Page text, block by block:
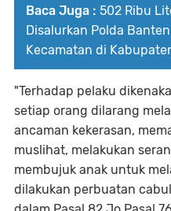
Baca Juga : 502 Ribu
Disalurkan Polda
Kecamatan di
"Terhadap pelaku
setiap orang dilarang
ancaman kekerasan,
muslihat, melakukan
membujuk anak untuk
dilakukan perbuatan